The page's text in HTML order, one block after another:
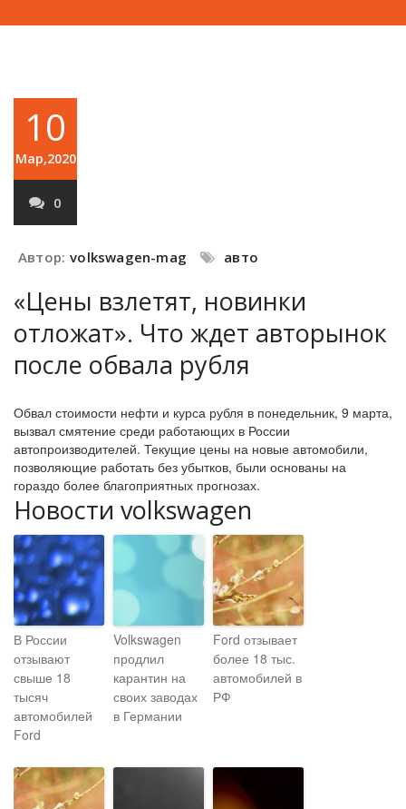
10
Мар,2020
0
Автор: volkswagen-mag авто
«Цены взлетят, новинки
отложат». Что ждет авторынок
после обвала рубля
Обвал стоимости нефти и курса рубля в понедельник, 9 марта,
вызвал смятение среди работающих в России
автопроизводителей. Текущие цены на новые автомобили,
позволяющие работать без убытков, были основаны на
гораздо более благоприятных прогнозах.
Новости volkswagen
В России
отзывают
свыше 18
тысяч
автомобилей
Ford
Volkswagen
продлил
карантин на
своих заводах
в Германии
Ford отзывает
более 18 тыс.
автомобилей в
РФ